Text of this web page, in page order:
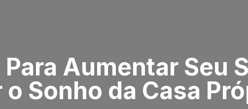
Aumentar Seu
Sonho da Casa